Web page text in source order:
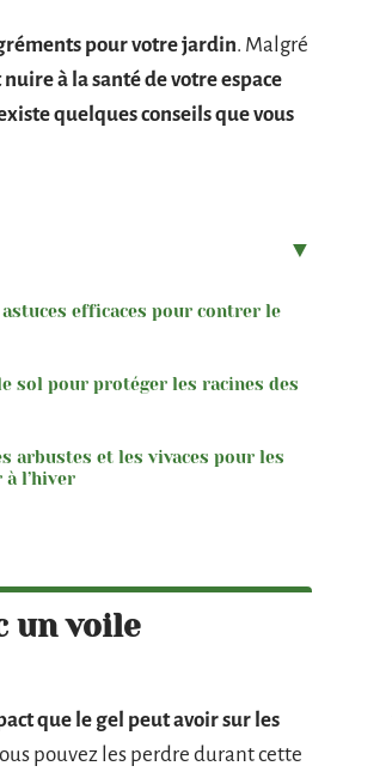
pour votre jardin. Malgré
à la santé de votre espace
quelques conseils que vous
astuces efficaces pour contrer le
sol pour protéger les racines des
arbustes et les vivaces pour les
l’hiver
un voile
que le gel peut avoir sur les
pouvez les perdre durant cette